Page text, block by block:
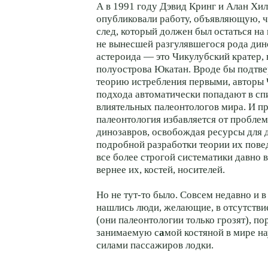
А в 1991 году Дэвид Кринг и Алан
опубликовали работу, объявляющую,
след, который должен был остаться
не вынесшей разгулявшегося рода
астероида — это Чикулубский кратер,
полуострова Юкатан. Вроде бы
теорию истребления первыми, авторы
подхода автоматически попадают в
влиятельных палеонтологов мира. И
палеонтология избавляется от
динозавров, освобождая ресурсы для
подробной разработки теории их
все более строгой систематики
вернее их, костей, носителей.
Но не тут-то было. Совсем недавно и в
нашлись люди, желающие, в
(они палеонтологии только грозят),
занимаемую самой костяной в мире
силами пассажиров лодки.